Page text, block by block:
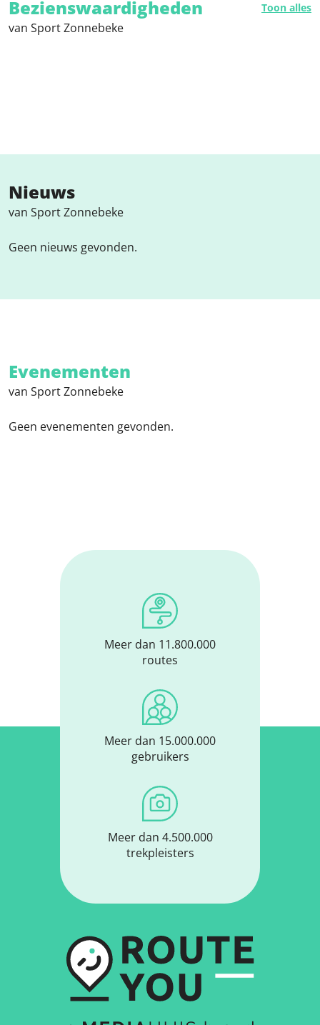
Bezienswaardigheden Toon alles
van Sport Zonnebeke
Nieuws
van Sport Zonnebeke
Geen nieuws gevonden.
Evenementen
van Sport Zonnebeke
Geen evenementen gevonden.
Meer dan 11.800.000
routes
Meer dan 15.000.000
gebruikers
Meer dan 4.500.000
trekpleisters